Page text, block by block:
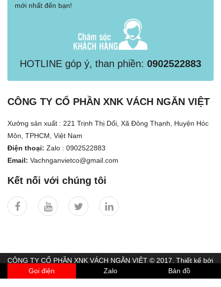
mới nhất đến bạn!
HOTLINE góp ý, than phiền: 0902522883
CÔNG TY CỔ PHẦN XNK VÁCH NGĂN VIỆT
Xưởng sản xuất : 221 Trịnh Thị Dối, Xã Đông Thạnh, Huyện Hóc
Môn, TPHCM, Việt Nam
Điện thoại: Zalo : 0902522883
Email: Vachnganvietco@gmail.com
Kết nối với chúng tôi
CÔNG TY CỔ PHẦN XNK VÁCH NGĂN VIỆT © 2017. Thiết kế bởi
TLPTECHGọi điện Zalo Bản đồ